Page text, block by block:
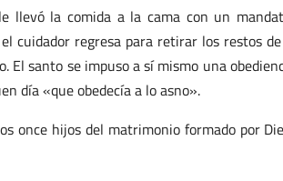
llevó la comida a la cama con un
cuidador regresa para retirar los restos
El santo se impuso a sí mismo una
día «que obedecía a lo asno».
once hijos del matrimonio formado por